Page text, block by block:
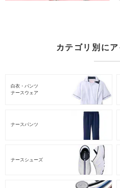
カテゴリ別に
白衣・パンツ
ナースウェア
ナースパンツ
ナースシューズ